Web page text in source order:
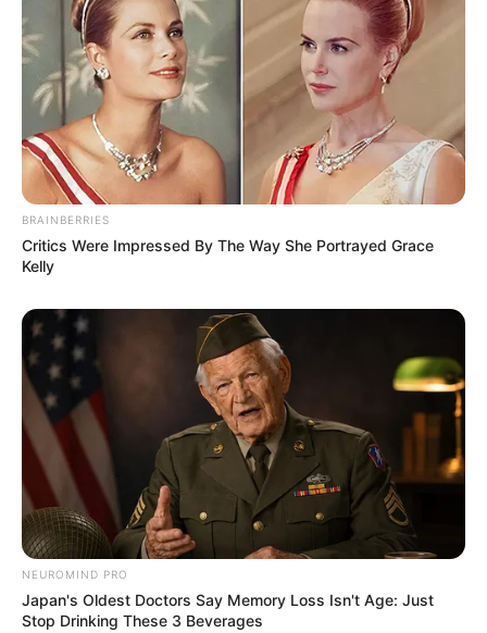
BRAINBERRIES
Critics Were Impressed By The Way She Portrayed Grace
Kelly
NEUROMIND PRO
Japan's Oldest Doctors Say Memory Loss Isn't Age: Just
Stop Drinking These 3 Beverages